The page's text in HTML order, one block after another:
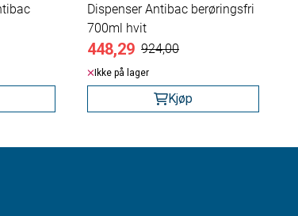
Dispenser Antibac berøringsfri
700ml hvit
448,29 924,00
Ikke på lager
Kjøp